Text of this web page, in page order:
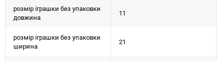
розмір іграшки без упаковки
довжина
11
розмір іграшки без упаковки
ширина
21